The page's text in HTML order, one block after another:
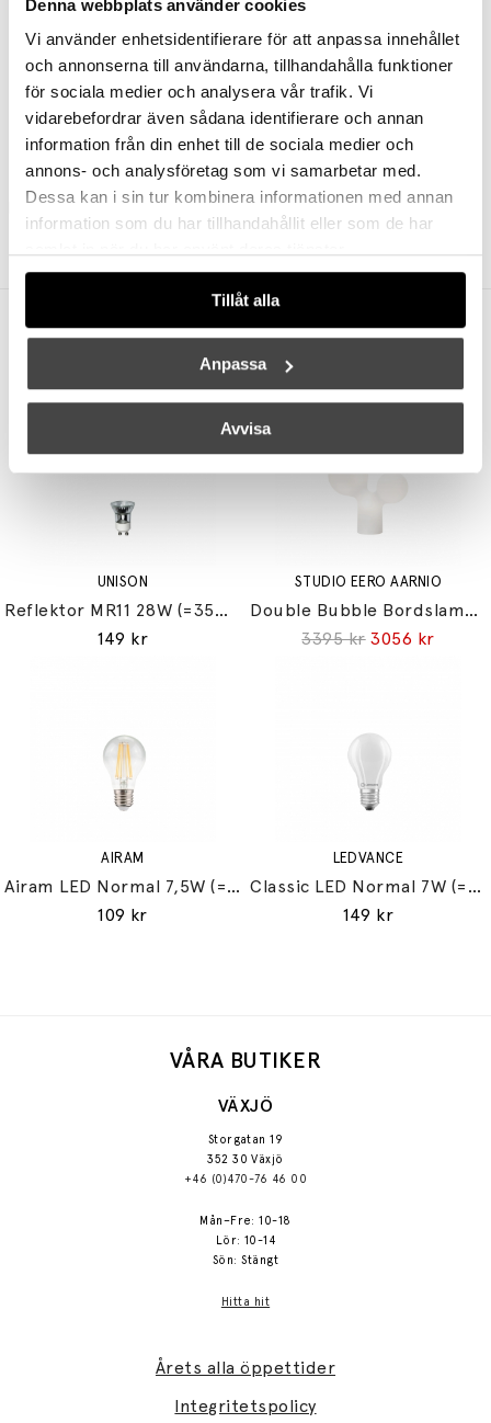
Denna webbplats använder cookies
Vi använder enhetsidentifierare för att anpassa innehållet
och annonserna till användarna, tillhandahålla funktioner
för sociala medier och analysera vår trafik. Vi
vidarebefordrar även sådana identifierare och annan
information från din enhet till de sociala medier och
annons- och analysföretag som vi samarbetar med.
Dessa kan i sin tur kombinera informationen med annan
information som du har tillhandahållit eller som de har
Tillåt alla
Anpassa
Avvisa
DESIGN FOR THE PEOPLE
Navone 40 Pendel Opalglas
DESIGN FOR THE PEOPLE
Andra köpte även
UNISON
Reflektor MR11 28W (=35W) GU10
149 kr
STUDIO EERO AARNIO
Double Bubble Bordslampa Small
3395 kr 3056 kr
AIRAM
Airam LED Normal 7,5W (=60W) E27
109 kr
LEDVANCE
Classic LED Normal 7W (=60W) E27
149 kr
VÅRA BUTIKER
VÄXJÖ
Storgatan 19
352 30 Växjö
+46 (0)470-76 46 00
Mån–Fre: 10-18
Lör: 10-14
Sön: Stängt
Hitta hit
Årets alla öppettider
Integritetspolicy